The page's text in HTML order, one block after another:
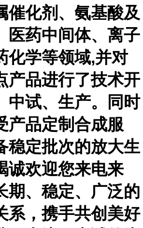
催化剂、氨基酸及
医药中间体、离子
化学等领域,并对
产品进行了技术开
中试、生产。同时
产品定制合成服
稳定批次的放大生
诚欢迎您来电来
期、稳定、广泛的
系，携手共创美好